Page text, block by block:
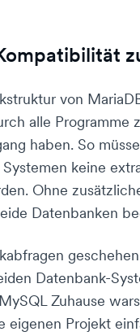
von
alle Programme
haben. So
keine
Ohne
Datenbanken
Datenbank-
Zuhause
eigenen Projekt